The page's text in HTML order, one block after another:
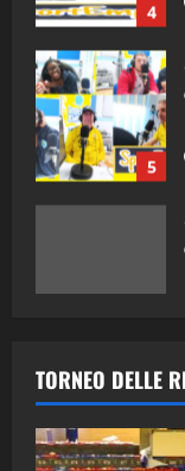
5
2
TORNEO DELLE